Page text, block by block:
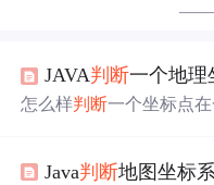
——
JAVA判断一个地理
怎么样判断一个坐标点
是否在圆里面，如何判断
Java判断地图坐标